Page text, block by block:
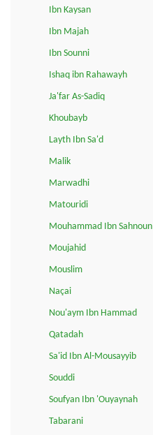
Ibn Kaysan
Ibn Majah
Ibn Sounni
Ishaq ibn Rahawayh
Ja'far As-Sadiq
Khoubayb
Layth Ibn Sa'd
Malik
Marwadhi
Matouridi
Mouhammad Ibn Sahnoun
Moujahid
Mouslim
Naçai
Nou'aym Ibn Hammad
Qatadah
Sa'id Ibn Al-Mousayyib
Souddi
Soufyan Ibn 'Ouyaynah
Tabarani